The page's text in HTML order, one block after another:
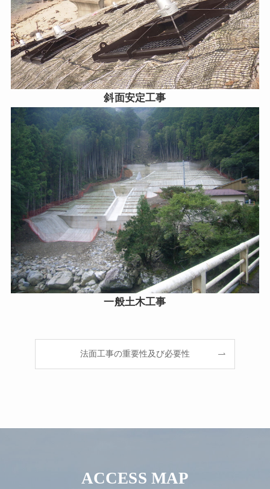
斜面安定工事
一般土木工事
法面工事の重要性及び必要性
ACCESS MAP